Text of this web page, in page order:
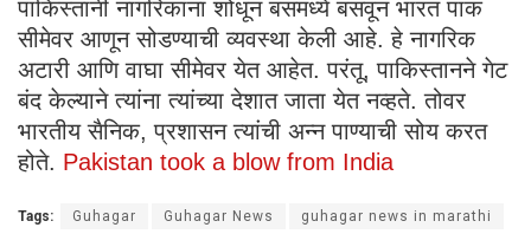
पाकिस्तानी नागरिकांना शोधून बसमध्ये बसवून भारत पाक
सीमेवर आणून सोडण्याची व्यवस्था केली आहे. हे नागरिक
अटारी आणि वाघा सीमेवर येत आहेत. परंतू, पाकिस्तानने गेट
बंद केल्याने त्यांना त्यांच्या देशात जाता येत नव्हते. तोवर
भारतीय सैनिक, प्रशासन त्यांची अन्न पाण्याची सोय करत
होते. Pakistan took a blow from India
Tags: Guhagar Guhagar News guhagar news in marathi